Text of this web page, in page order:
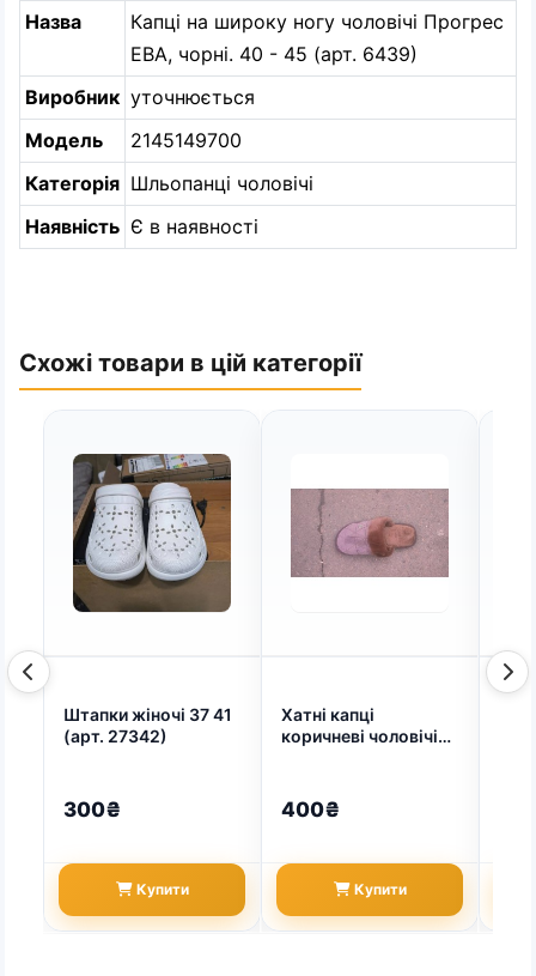
Назва
Капці на широку ногу чоловічі Прогрес
ЕВА, чорні. 40 - 45 (арт. 6439)
Виробник уточнюється
Модель
2145149700
Категорія Шльопанці чоловічі
Наявність Є в наявності
Схожі товари в цій категорії
Штапки жіночі 37 41
(арт. 27342)
300₴
Купити
Хатні капці
коричневі чоловічі
400₴
Купити